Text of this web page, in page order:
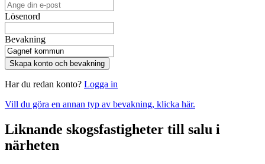
Lösenord
Bevakning
Skapa konto och bevakning
Har du redan konto? Logga in
Vill du göra en annan typ av bevakning, klicka här.
Liknande skogsfastigheter till salu i
närheten